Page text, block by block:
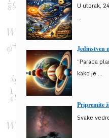
U utorak,
...
Jedinstven
“Parada
kako je ...
Pripremite
Svake